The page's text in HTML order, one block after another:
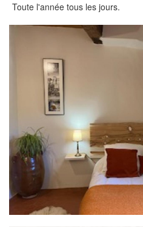
Toute l'année tous les jours.